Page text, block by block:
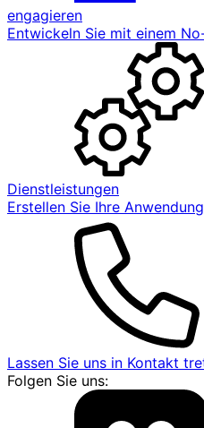
engagieren
Entwickeln Sie mit einem
Dienstleistungen
Erstellen Sie Ihre
Lassen Sie uns in Kontakt
Folgen Sie uns: